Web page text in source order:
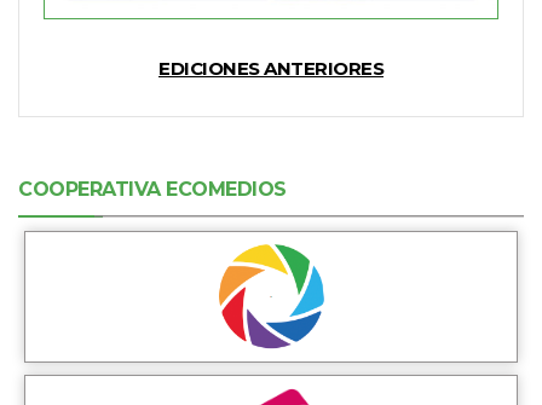
EDICIONES ANTERIORES
COOPERATIVA ECOMEDIOS